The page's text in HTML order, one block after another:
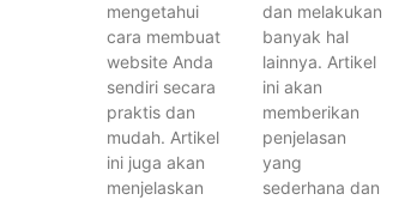
mengetahui
cara membuat
website Anda
sendiri secara
praktis dan
mudah. Artikel
ini juga akan
menjelaskan
dan melakukan
banyak hal
lainnya. Artikel
ini akan
memberikan
penjelasan
yang
sederhana dan